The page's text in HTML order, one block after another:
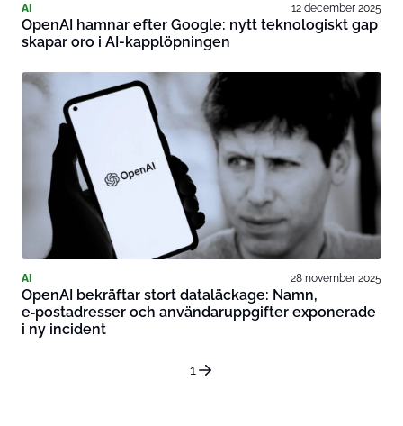
AI 12 december 2025
OpenAI hamnar efter Google: nytt teknologiskt gap
skapar oro i AI-kapplöpningen
AI 28 november 2025
OpenAI bekräftar stort dataläckage: Namn,
e‑postadresser och användaruppgifter exponerade
i ny incident
1